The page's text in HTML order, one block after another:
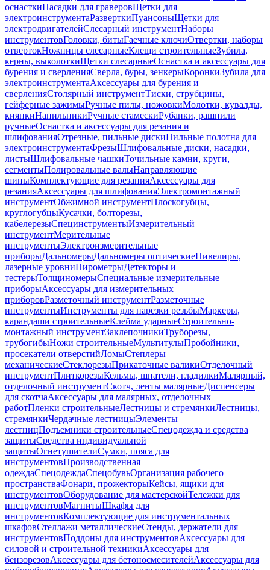
оснасткиНасадки для граверовЩетки для
электроинструментаРазверткиПуансоныЩетки для
электродвигателейСлесарный инструментНаборы
инструментовГоловки, битыГаечные ключиОтвертки, наборы
отвертокНожницы слесарныеКлещи строительныеЗубила,
керны, выколоткиЩетки слесарныеОснастка и аксессуары для
бурения и сверленияСверла, буры, зенкерыКоронкиЗубила для
электроинструментаАксессуары для бурения и
сверленияСтолярный инструментТиски, струбцины,
гейферные зажимыРучные пилы, ножовкиМолотки, кувалды,
киянкиНапильникиРучные стамескиРубанки, рашпили
ручныеОснастка и аксессуары для резания и
шлифованияОтрезные, пильные дискиПильные полотна для
электроинструментаФрезыШлифовальные диски, насадки,
листыШлифовальные чашкиТочильные камни, круги,
сегментыПолировальные валыНаправляющие
шиныКомплектующие для резанияАксессуары для
резанияАксессуары для шлифованияЭлектромонтажный
инструментОбжимной инструментПлоскогубцы,
круглогубцыКусачки, болторезы,
кабелерезыСпецинструментыИзмерительный
инструментМерительные
инструментыЭлектроизмерительные
приборыДальномерыДальномеры оптическиеНивелиры,
лазерные уровниПирометрыДетекторы и
тестерыТолщиномерыСпециальные измерительные
приборыАксессуары для измерительных
приборовРазметочный инструментРазметочные
инструментыИнструменты для нарезки резьбыМаркеры,
карандаши строительныеКлейма ударныеСтроительно-
монтажный инструментЗаклепочникиТруборезы,
трубогибыНожи строительныеМультитулыПробойники,
просекатели отверстийЛомыСтеплеры
механическиеСтеклорезыПрикаточные валикиОтделочный
инструментПлиткорезыКельмы, шпатели, гладилкиМалярный,
отделочный инструментСкотч, ленты малярныеДиспенсеры
для скотчаАксессуары для малярных, отделочных
работПленки строительныеЛестницы и стремянкиЛестницы,
стремянкиЧердачные лестницыЭлементы
лестницПодъемники строительныеСпецодежда и средства
защитыСредства индивидуальной
защитыОгнетушителиСумки, пояса для
инструментовПроизводственная
одеждаСпецодеждаСпецобувьОрганизация рабочего
пространстваФонари, прожекторыКейсы, ящики для
инструментовОборудование для мастерскойТележки для
инструментовМагнитыШкафы для
инструментовКомплектующие для инструментальных
шкафовСтеллажи металлическиеСтенды, держатели для
инструментовПоддоны для инструментовАксессуары для
силовой и строительной техникиАксессуары для
бензорезовАксессуары для бетоносмесителейАксессуары для